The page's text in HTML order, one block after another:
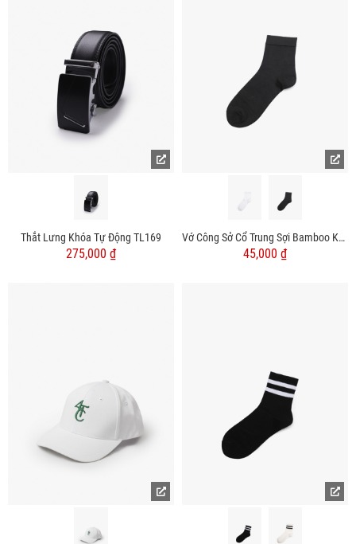
Thắt Lưng Khóa Tự Động TL169
275,000 ₫
Vớ Công Sở Cổ Trung Sợi Bamboo Kháng Khuẩn Khử Mùi VO148
45,000 ₫